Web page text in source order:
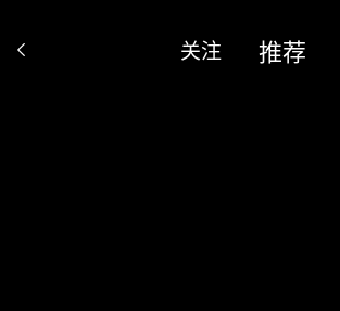
关注 推荐